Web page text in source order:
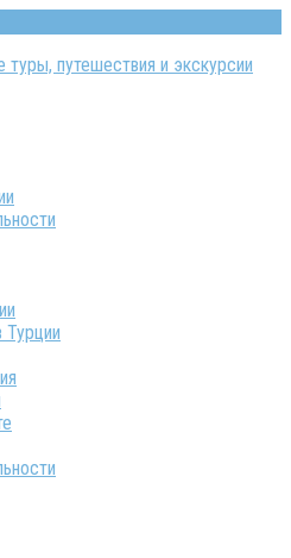
Турции